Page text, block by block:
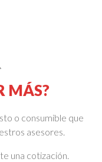
MÁS?
o consumible que
asesores.
una cotización.